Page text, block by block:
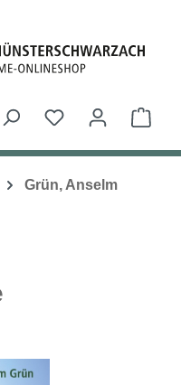
Du hast 0
Grün, Anselm